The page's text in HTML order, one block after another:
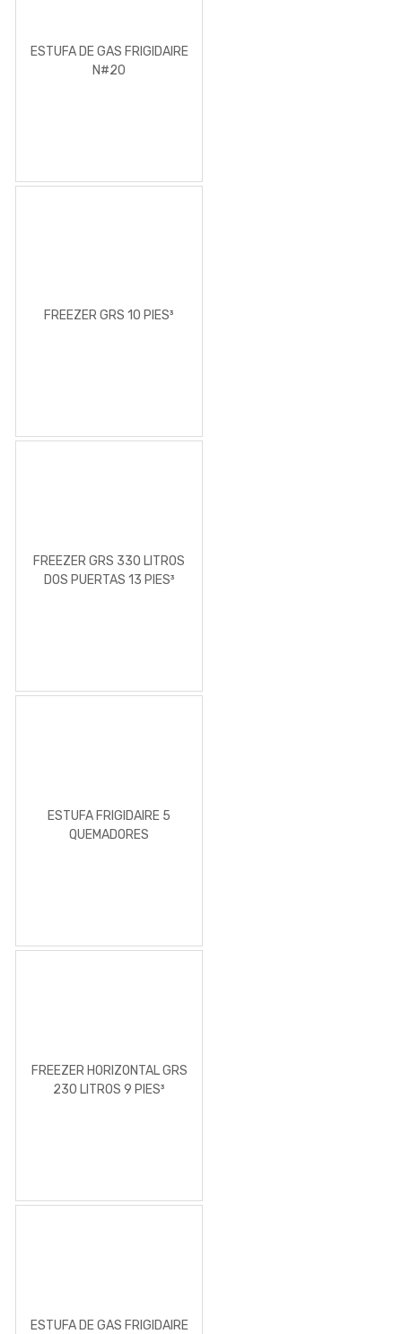
ESTUFA DE GAS FRIGIDAIRE
N#20
FREEZER GRS 10 PIES³
FREEZER GRS 330 LITROS
DOS PUERTAS 13 PIES³
ESTUFA FRIGIDAIRE 5
QUEMADORES
FREEZER HORIZONTAL GRS
230 LITROS 9 PIES³
ESTUFA DE GAS FRIGIDAIRE